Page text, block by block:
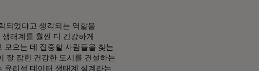
되었다고 생각되는 역할을
태계를 훨씬 더 건강하게
모으는 데 집중할 사람들을 찾는
잘 잡힌 건강한 도시를 건설하는
윤리적 데이터 생태계 설계라는